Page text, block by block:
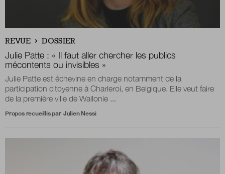
REVUE DOSSIER
Julie Patte : « Il faut aller chercher les publics
mécontents ou invisibles »
Julie Patte est échevine en charge notamment de la
participation citoyenne à Charleroi, en Belgique. Elle veut faire
de la première ville de Wallonie ...
Propos recueillis par Julien Nessi